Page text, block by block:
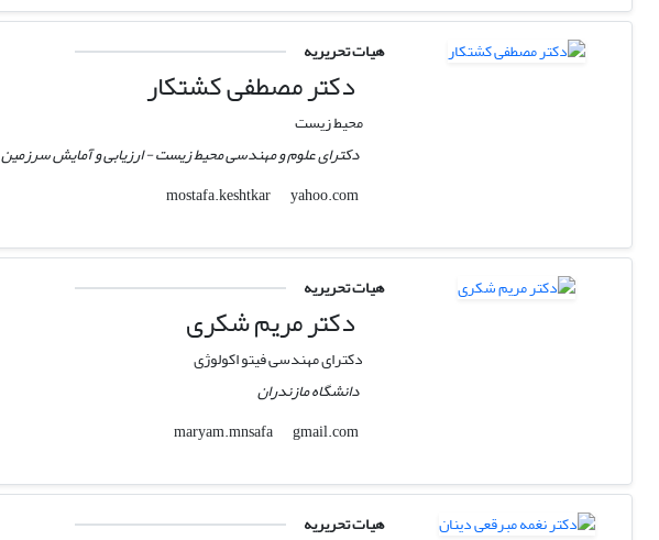
هیات تحریریه
دکتر مصطفی کشتکار
محیط زیست
دکترای علوم و مهندسی محیط زیست - ارزیابی و آمایش سرزمین
mostafa.keshtkar
yahoo.com
هیات تحریریه
دکتر مریم شکری
دکترای مهندسی فیتو اکولوژی
دانشگاه مازندران
maryam.mnsafa
gmail.com
هیات تحریریه